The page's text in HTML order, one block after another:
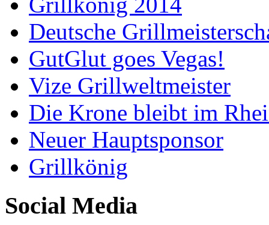
Deutsche
GutGlut goes Vegas!
Vize Grillweltmeister
Die Krone bleibt im
Neuer Hauptsponsor
Grillkönig
Social Media